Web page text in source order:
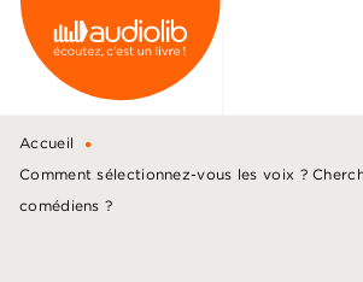
MENU RECHERCHE
PIED DE PAGE
Accueil •
Comment sélectionnez-vous les voix ?
comédiens ?